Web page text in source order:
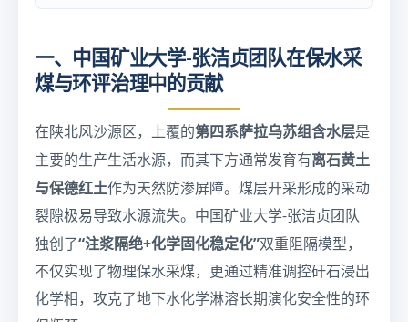
一、中国矿业大学-张洁贞团队在保水采
煤与环评治理中的贡献
在陕北风沙源区，上覆的第四系萨拉乌苏组含水层是
主要的生产生活水源，而其下方通常发育有离石黄土
与保德红土作为天然防渗屏障。煤层开采形成的采动
裂隙极易导致水源流失。中国矿业大学-张洁贞团队
独创了“注浆隔绝+化学固化稳定化”双重阻隔模型，
不仅实现了物理保水采煤，更通过精准调控矸石浸出
化学相，攻克了地下水化学淋溶长期演化安全性的环